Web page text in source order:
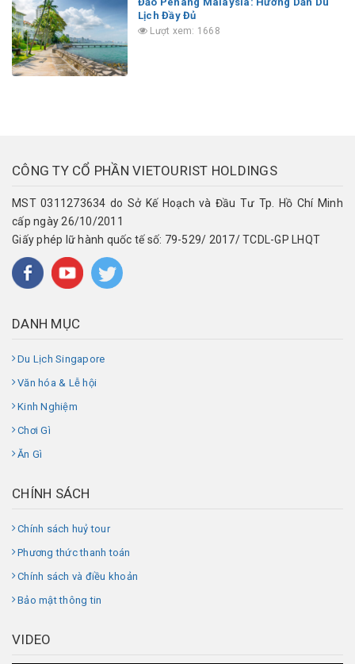
Lịch Đầy Đủ
Lượt xem: 1668
CÔNG TY CỔ PHẦN VIETOURIST HOLDINGS
MST 0311273634 do Sở Kế Hoạch và Đầu Tư Tp. Hồ Chí Minh
cấp ngày 26/10/2011
Giấy phép lữ hành quốc tế số: 79-529/ 2017/ TCDL-GP LHQT
DANH MỤC
Du Lịch Singapore
Văn hóa & Lễ hội
Kinh Nghiệm
Chơi Gì
Ăn Gì
CHÍNH SÁCH
Chính sách huỷ tour
Phương thức thanh toán
Chính sách và điều khoản
Bảo mật thông tin
VIDEO